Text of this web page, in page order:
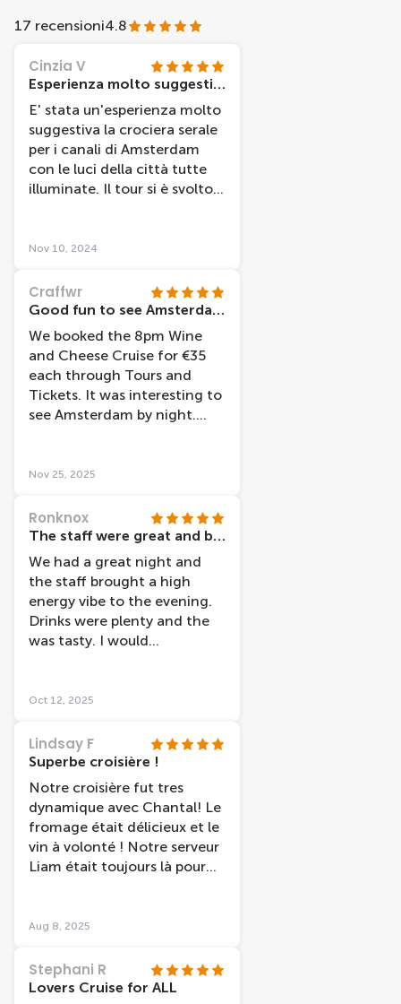
17 recensioni4.8
Cinzia V
Esperienza molto suggestiva da non perdere
E' stata un'esperienza molto
suggestiva la crociera serale
per i canali di Amsterdam
con le luci della città tutte
illuminate. Il tour si è svolto
formaggi e bevande
gradimento. Qualità dei
formaggi molto buona, il
vino discreto. Atmosfera
rilassata e piacevolissima.
Unica nota: avevo prenotato
il tour in italiano, ma tutti
parlavano solo olandese o
inglese. Comunque ci siamo
Nov 10, 2024
Craffwr
Good fun to see Amsterdam by night
We booked the 8pm Wine
and Cheese Cruise for €35
each through Tours and
Tickets. It was interesting to
see Amsterdam by night.
cheeses to share between
done with more. Wine was
served as per table service,
and bottled watter offered
as well thankfully. I wish I
could have drank more wine,
but as the cruise progressed,
I had to revert to water! If
you are visiting Amsterdam
hand. There are plenty of
during the day. Some with
drinks as well.
Nov 25, 2025
Ronknox
The staff were great and brought a great vibe to the tour.
We had a great night and
the staff brought a high
energy vibe to the evening.
Drinks were plenty and the
was tasty. I would
Oct 12, 2025
Lindsay F
Superbe croisière !
Notre croisière fut tres
dynamique avec Chantal! Le
fromage était délicieux et le
vin à volonté ! Notre serveur
Liam était toujours là pour
Aug 8, 2025
Stephani R
Lovers Cruise for ALL